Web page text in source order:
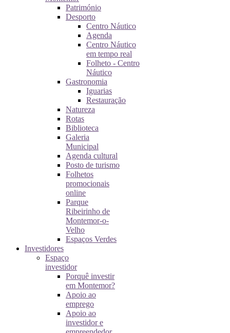
Património
Desporto
Centro Náutico
Agenda
Centro Náutico
em tempo real
Folheto - Centro
Náutico
Gastronomia
Iguarias
Restauração
Natureza
Rotas
Biblioteca
Galeria
Municipal
Agenda cultural
Posto de turismo
Folhetos
promocionais
online
Parque
Ribeirinho de
Montemor-o-
Velho
Espaços Verdes
Investidores
Espaço
investidor
Porquê investir
em Montemor?
Apoio ao
emprego
Apoio ao
investidor e